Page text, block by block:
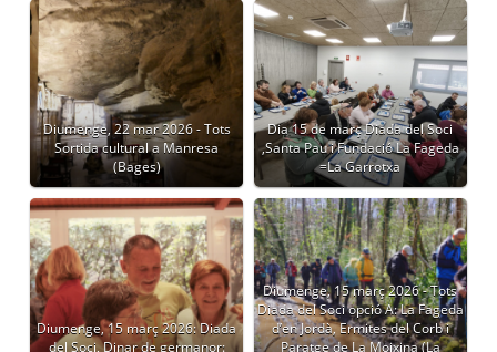
Diumenge, 22 mar 2026 - Tots
Sortida cultural a Manresa
(Bages)
Dia 15 de març Diada del Soci
,Santa Pau i Fundació La Fageda
=La Garrotxa
Diumenge, 15 març 2026: Diada
del Soci, Dinar de germanor:
Diumenge, 15 març 2026 - Tots
Diada del Soci opció A: La Fageda
d’en Jordà, Ermites del Corb i
Paratge de La Moixina (La